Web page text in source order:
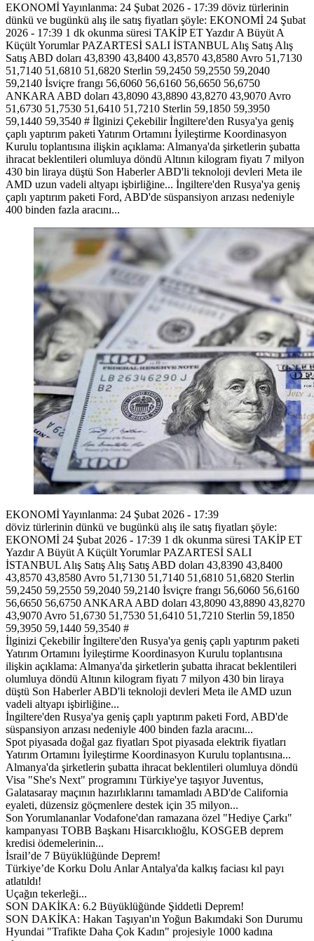
EKONOMİ Yayınlanma: 24 Şubat 2026 - 17:39 döviz türlerinin
dünkü ve bugünkü alış ile satış fiyatları şöyle: EKONOMİ 24 Şubat
2026 - 17:39 1 dk okunma süresi TAKİP ET Yazdır A Büyüt A
Küçült Yorumlar PAZARTESİ SALI İSTANBUL Alış Satış Alış
Satış ABD doları 43,8390 43,8400 43,8570 43,8580 Avro 51,7130
51,7140 51,6810 51,6820 Sterlin 59,2450 59,2550 59,2040
59,2140 İsviçre frangı 56,6060 56,6160 56,6650 56,6750
ANKARA ABD doları 43,8090 43,8890 43,8270 43,9070 Avro
51,6730 51,7530 51,6410 51,7210 Sterlin 59,1850 59,3950
59,1440 59,3540 # İlginizi Çekebilir İngiltere'den Rusya'ya geniş
çaplı yaptırım paketi Yatırım Ortamını İyileştirme Koordinasyon
Kurulu toplantısına ilişkin açıklama: Almanya'da şirketlerin şubatta
ihracat beklentileri olumluya döndü Altının kilogram fiyatı 7 milyon
430 bin liraya düştü Son Haberler ABD'li teknoloji devleri Meta ile
AMD uzun vadeli altyapı işbirliğine... İngiltere'den Rusya'ya geniş
çaplı yaptırım paketi Ford, ABD'de süspansiyon arızası nedeniyle
400 binden fazla aracını...
EKONOMİ Yayınlanma: 24 Şubat 2026 - 17:39
döviz türlerinin dünkü ve bugünkü alış ile satış fiyatları şöyle:
EKONOMİ 24 Şubat 2026 - 17:39 1 dk okunma süresi TAKİP ET
Yazdır A Büyüt A Küçült Yorumlar PAZARTESİ SALI
İSTANBUL Alış Satış Alış Satış ABD doları 43,8390 43,8400
43,8570 43,8580 Avro 51,7130 51,7140 51,6810 51,6820 Sterlin
59,2450 59,2550 59,2040 59,2140 İsviçre frangı 56,6060 56,6160
56,6650 56,6750 ANKARA ABD doları 43,8090 43,8890 43,8270
43,9070 Avro 51,6730 51,7530 51,6410 51,7210 Sterlin 59,1850
59,3950 59,1440 59,3540 #
İlginizi Çekebilir İngiltere'den Rusya'ya geniş çaplı yaptırım paketi
Yatırım Ortamını İyileştirme Koordinasyon Kurulu toplantısına
ilişkin açıklama: Almanya'da şirketlerin şubatta ihracat beklentileri
olumluya döndü Altının kilogram fiyatı 7 milyon 430 bin liraya
düştü Son Haberler ABD'li teknoloji devleri Meta ile AMD uzun
vadeli altyapı işbirliğine...
İngiltere'den Rusya'ya geniş çaplı yaptırım paketi Ford, ABD'de
süspansiyon arızası nedeniyle 400 binden fazla aracını...
Spot piyasada doğal gaz fiyatları Spot piyasada elektrik fiyatları
Yatırım Ortamını İyileştirme Koordinasyon Kurulu toplantısına...
Almanya'da şirketlerin şubatta ihracat beklentileri olumluya döndü
Visa "She's Next" programını Türkiye'ye taşıyor Juventus,
Galatasaray maçının hazırlıklarını tamamladı ABD'de California
eyaleti, düzensiz göçmenlere destek için 35 milyon...
Son Yorumlananlar Vodafone'dan ramazana özel "Hediye Çarkı"
kampanyası TOBB Başkanı Hisarcıklıoğlu, KOSGEB deprem
kredisi ödemelerinin...
İsrail’de 7 Büyüklüğünde Deprem!
Türkiye’de Korku Dolu Anlar Antalya'da kalkış faciası kıl payı
atlatıldı!
Uçağın tekerleği...
SON DAKİKA: 6.2 Büyüklüğünde Şiddetli Deprem!
SON DAKİKA: Hakan Taşıyan'ın Yoğun Bakımdaki Son Durumu
Hyundai "Trafikte Daha Çok Kadın" projesiyle 1000 kadına